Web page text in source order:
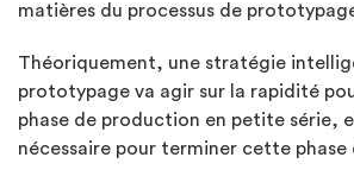
matières du processus de
Théoriquement, une stratégie
prototypage va agir sur la rapidité
phase de production en petite série,
nécessaire pour terminer cette